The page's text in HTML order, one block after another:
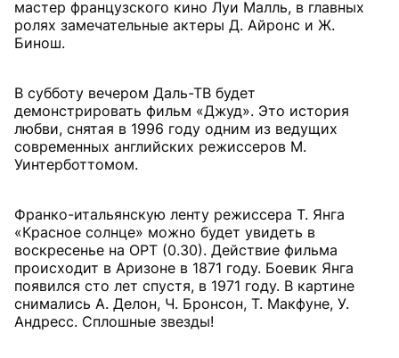
мастер французского кино Луи Малль, в главных
ролях замечательные актеры Д. Айронс и Ж.
Бинош.
В субботу вечером Даль-ТВ будет
демонстрировать фильм «Джуд». Это история
любви, снятая в 1996 году одним из ведущих
современных английских режиссеров М.
Уинтерботтомом.
Франко-итальянскую ленту режиссера Т. Янга
«Красное солнце» можно будет увидеть в
воскресенье на ОРТ (0.30). Действие фильма
происходит в Аризоне в 1871 году. Боевик Янга
появился сто лет спустя, в 1971 году. В картине
снимались А. Делон, Ч. Бронсон, Т. Макфуне, У.
Андресс. Сплошные звезды!